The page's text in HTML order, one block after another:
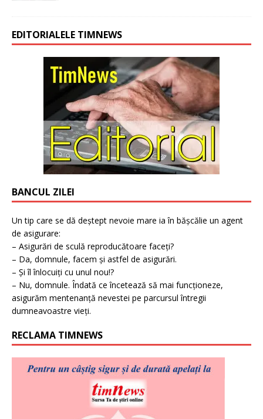
EDITORIALELE TIMNEWS
BANCUL ZILEI
Un tip care se dă deștept nevoie mare ia în bășcălie un agent
de asigurare:
– Asigurări de sculă reproducătoare faceți?
– Da, domnule, facem și astfel de asigurări.
– Și îl înlocuiți cu unul nou!?
– Nu, domnule. Îndată ce încetează să mai funcționeze,
asigurăm mentenanță nevestei pe parcursul întregii
dumneavoastre vieți.
RECLAMA TIMNEWS